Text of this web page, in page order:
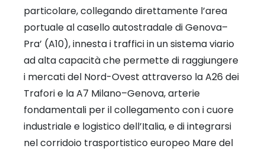
particolare, collegando direttamente l’area
portuale al casello autostradale di Genova–
Pra’ (A10), innesta i traffici in un sistema viario
ad alta capacità che permette di raggiungere
i mercati del Nord-Ovest attraverso la A26 dei
Trafori e la A7 Milano–Genova, arterie
fondamentali per il collegamento con i cuore
industriale e logistico dell’Italia, e di integrarsi
nel corridoio trasportistico europeo Mare del